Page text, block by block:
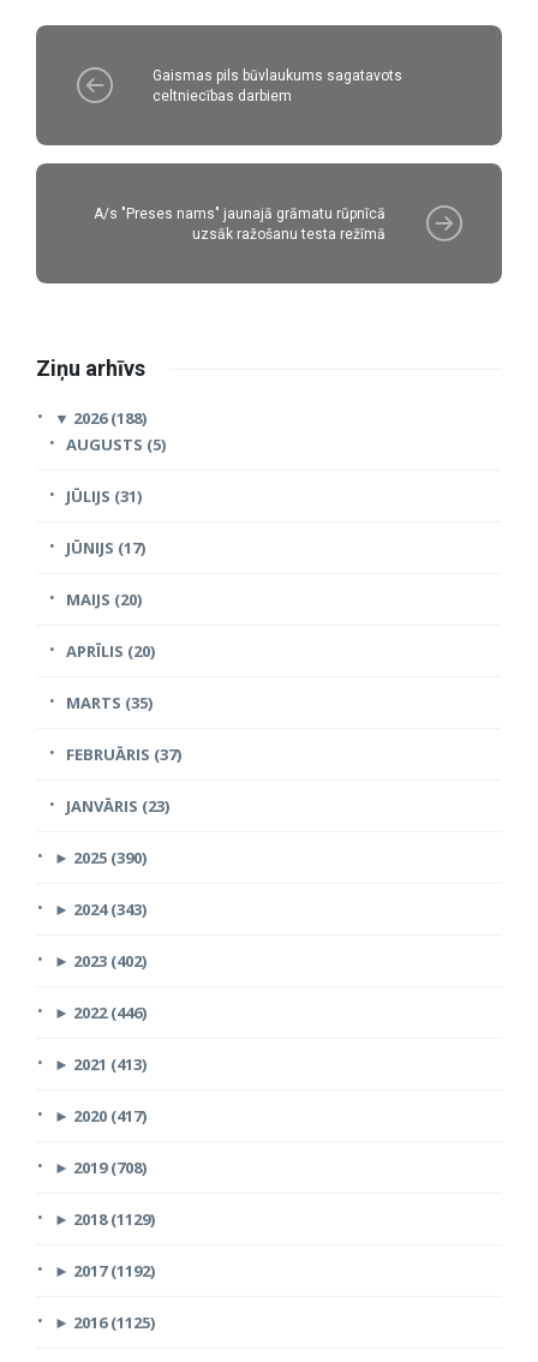
Gaismas pils būvlaukums sagatavots
celtniecības darbiem
A/s "Preses nams" jaunajā grāmatu rūpnīcā
uzsāk ražošanu testa režīmā
Ziņu arhīvs
▼ 2026 (188)
AUGUSTS (5)
JŪLIJS (31)
JŪNIJS (17)
MAIJS (20)
APRĪLIS (20)
MARTS (35)
FEBRUĀRIS (37)
JANVĀRIS (23)
► 2025 (390)
► 2024 (343)
► 2023 (402)
► 2022 (446)
► 2021 (413)
► 2020 (417)
► 2019 (708)
► 2018 (1129)
► 2017 (1192)
► 2016 (1125)